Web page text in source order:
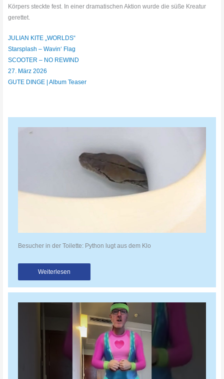
Körpers steckte fest. In einer dramatischen Aktion wurde die süße Kreatur
gerettet.
JULIAN KITE „WORLDS“
Starsplash – Wavin‘ Flag
SCOOTER – NO REWIND
27. März 2026
GUTE DINGE | Album Teaser
Besucher in der Toilette: Python lugt aus dem Klo
Weiterlesen